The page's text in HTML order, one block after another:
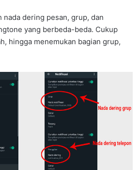
nada dering pesan, grup, dan
yang berbeda-beda. Cukup
hingga menemukan bagian grup,